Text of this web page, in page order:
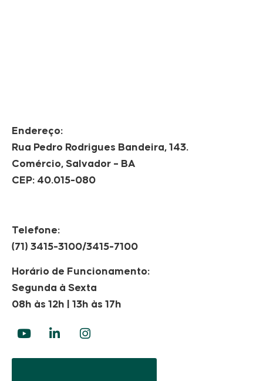
Endereço:
Rua Pedro Rodrigues Bandeira, 143.
Comércio, Salvador – BA
CEP: 40.015-080
Telefone:
(71) 3415-3100/3415-7100
Horário de Funcionamento:
Segunda à Sexta
08h às 12h | 13h às 17h